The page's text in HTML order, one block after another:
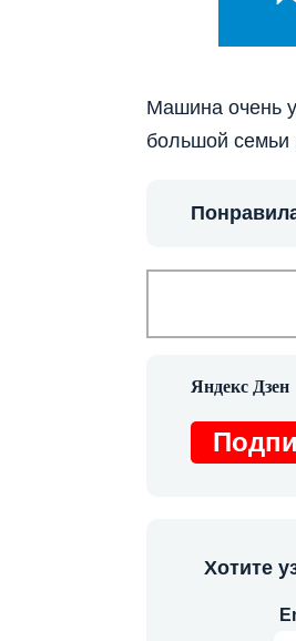
Машина очень
большой семьи
Хотите